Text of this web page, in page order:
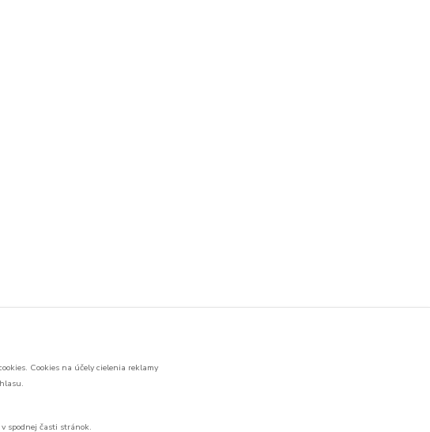
Cookies na účely cielenia reklamy
spodnej časti stránok.